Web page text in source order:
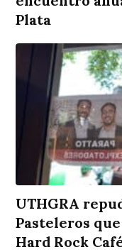
Plata
UTHGRA
Pasteleros
Hard Rock